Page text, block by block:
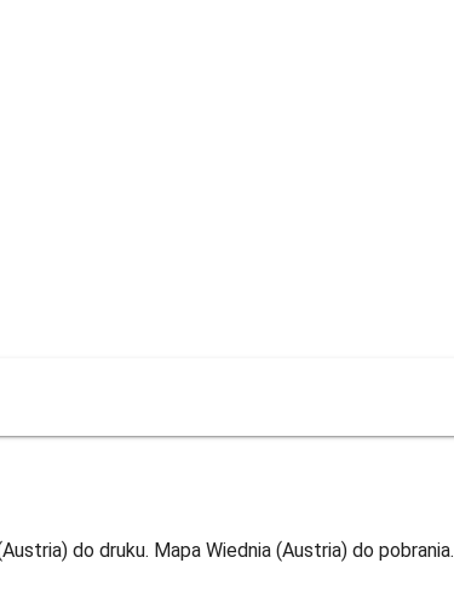
do druku. Mapa Wiednia (Austria) do pobrania.